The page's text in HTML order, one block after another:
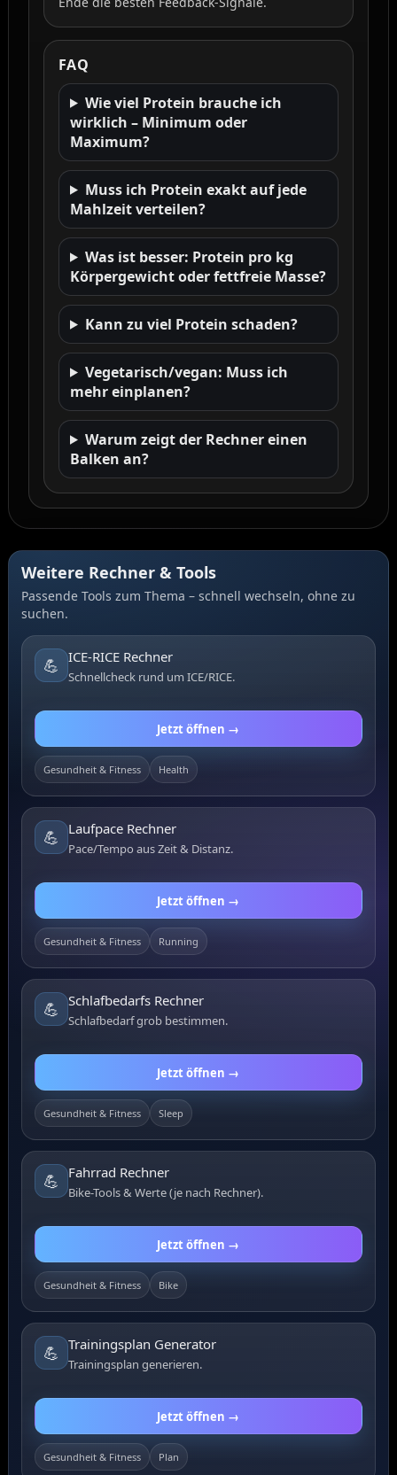
FAQ
Wie viel Protein brauche ich
wirklich – Minimum oder
Maximum?
Muss ich Protein exakt auf jede
Mahlzeit verteilen?
Was ist besser: Protein pro kg
Körpergewicht oder fettfreie Masse?
Kann zu viel Protein schaden?
Vegetarisch/vegan: Muss ich
mehr einplanen?
Warum zeigt der Rechner einen
Balken an?
Weitere Rechner & Tools
Passende Tools zum Thema – schnell wechseln, ohne zu
suchen.
💪 ICE-RICE Rechner
Schnellcheck rund um ICE/RICE.
Jetzt öffnen →
Gesundheit & Fitness Health
💪 Laufpace Rechner
Pace/Tempo aus Zeit & Distanz.
Jetzt öffnen →
Gesundheit & Fitness Running
💪 Schlafbedarfs Rechner
Schlafbedarf grob bestimmen.
Jetzt öffnen →
Gesundheit & Fitness Sleep
💪 Fahrrad Rechner
Bike-Tools & Werte (je nach Rechner).
Jetzt öffnen →
Gesundheit & Fitness Bike
💪 Trainingsplan Generator
Trainingsplan generieren.
Jetzt öffnen →
Gesundheit & Fitness Plan